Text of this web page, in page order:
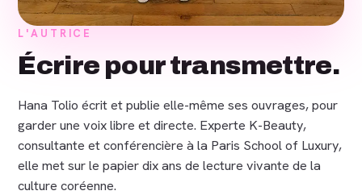
L'AUTRICE
Écrire pour transmettre.
Hana Tolio écrit et publie elle-même ses ouvrages, pour
garder une voix libre et directe. Experte K-Beauty,
consultante et conférencière à la Paris School of Luxury,
elle met sur le papier dix ans de lecture vivante de la
culture coréenne.